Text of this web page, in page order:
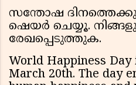
സന്തോഷ
ഷെയർ ചെയ്യൂ.
രേഖപ്പെടുത്തുക.
World Happiness Day
March 20th. The day